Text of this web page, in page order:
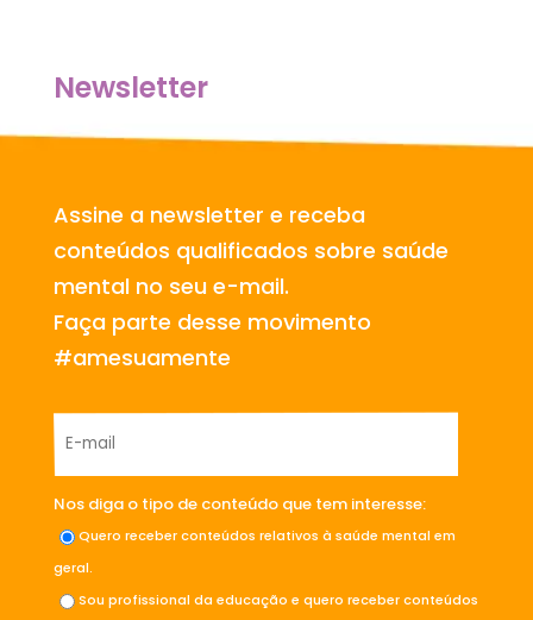
Newsletter
Assine a newsletter e receba
conteúdos qualificados sobre saúde
mental no seu e-mail.
Faça parte desse movimento
#amesuamente
Nos diga o tipo de conteúdo que tem interesse:
Quero receber conteúdos relativos à saúde mental em
geral.
Sou profissional da educação e quero receber conteúdos